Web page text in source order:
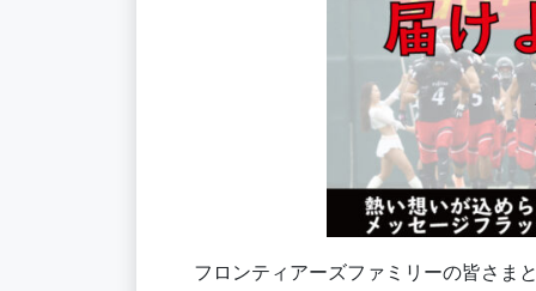
フロンティアーズファミリーの皆さま